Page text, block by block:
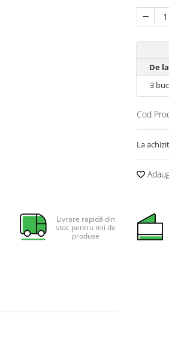
De la
3buc
Cod
La
Livrare rapidă din
stoc pentru mii de
produse